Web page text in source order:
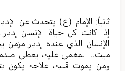
ثانياً: الإمام (ع) يتحدث عن
إذا كانت كل حياة الإنسان
الإنسان الذي عنده إدبار مزمن
ميت.. المغمى عليه، يعطى
ومن يموت قلبه، علاجه يكون